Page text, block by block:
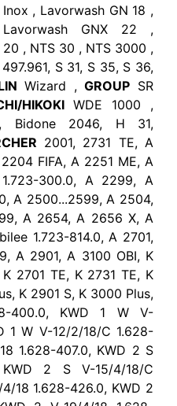
, Lavorwash GN 18 ,
GNX 22 ,
, NTS 30 , NTS 3000 ,
497.961, S 31, S 35, S 36,
Wizard ,GROUP SR
HIKOKIWDE 1000 ,
Bidone 2046, H 31,
2001, 2731 TE, A
FIFA, A 2251 ME, A
300.0, A 2299, A
A 2500...2599, A 2504,
A 2654, A 2656 X, A
1.723-814.0, A 2701,
A 2901, A 3100 OBI, K
2701 TE, K 2731 TE, K
K 2901 S, K 3000 Plus,
400.0, KWD 1 W V-
1 W V-12/2/18/C 1.628-
1.628-407.0, KWD 2 S
KWD 2 S V-15/4/18/C
18 1.628-426.0, KWD 2